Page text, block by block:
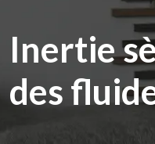
Inertie
des